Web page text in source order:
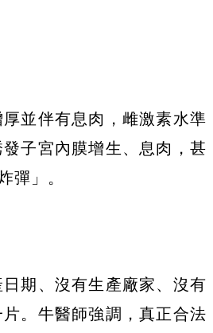
並伴有息肉，雌激素水準
子宮內膜增生、息肉，甚
彈」。
期、沒有生產廠家、沒有
。牛醫師強調，真正合法